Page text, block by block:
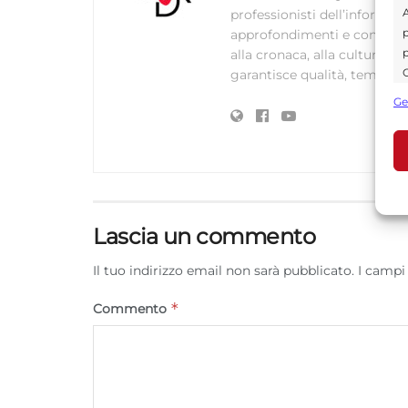
professionisti
approfondimenti e
alla cronaca, alla cultura e
garantisce qualità,
Lascia un commento
Il tuo indirizzo email non sarà pubblicato. I
Commento *